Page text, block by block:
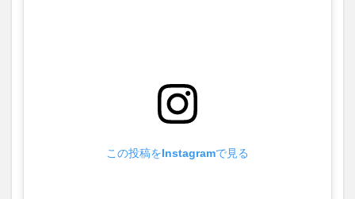
この投稿をInstagramで見る